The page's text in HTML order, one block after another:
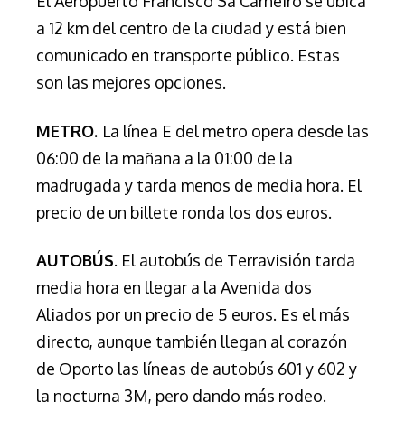
a 12 km del centro de la ciudad y está bien
comunicado en transporte público. Estas
son las mejores opciones.
METRO. La línea E del metro opera desde las
06:00 de la mañana a la 01:00 de la
madrugada y tarda menos de media hora. El
precio de un billete ronda los dos euros.
AUTOBÚS. El autobús de Terravisión tarda
media hora en llegar a la Avenida dos
Aliados por un precio de 5 euros. Es el más
directo, aunque también llegan al corazón
de Oporto las líneas de autobús 601 y 602 y
la nocturna 3M, pero dando más rodeo.